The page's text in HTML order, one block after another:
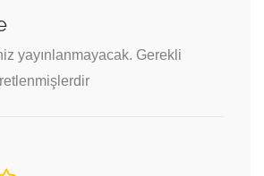
yayınlanmayacak. Gerekli